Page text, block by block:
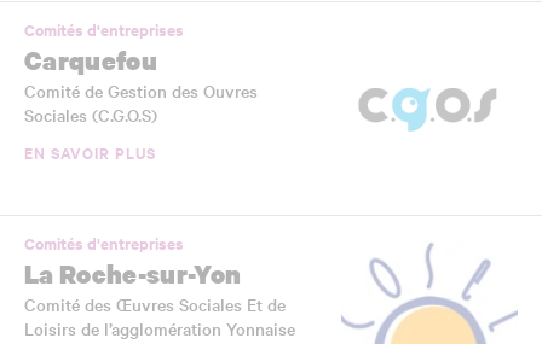
Comités d'entreprises
Carquefou
Comité de Gestion des Ouvres
Sociales (C.G.O.S)
EN SAVOIR PLUS
Comités d'entreprises
La Roche-sur-Yon
Comité des Œuvres Sociales Et de
Loisirs de l’agglomération Yonnaise